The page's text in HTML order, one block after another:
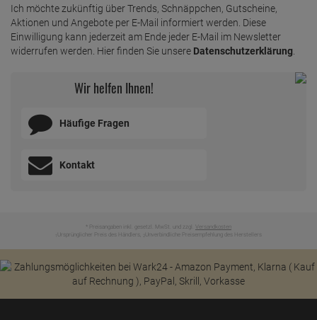
Ich möchte zukünftig über Trends, Schnäppchen, Gutscheine,
Aktionen und Angebote per E-Mail informiert werden. Diese
Einwilligung kann jederzeit am Ende jeder E-Mail im Newsletter
widerrufen werden. Hier finden Sie unsere Datenschutzerklärung
Wir helfen Ihnen!
Häufige Fragen
Kontakt
* Preisangaben inkl. gesetzl. MwSt. und zzgl. Versandkosten
Ursprünglicher Preis des Händlers, Unverbindliche Preisempfehlung des Herstellers